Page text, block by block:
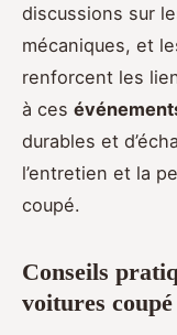
discussions sur
mécaniques, et
renforcent les
à ces
durables et
l’entretien et la
coupé.
Conseils
voitures coupé